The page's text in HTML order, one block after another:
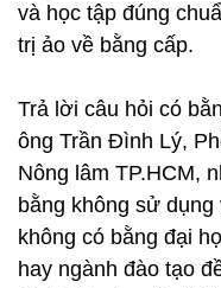
và học tập đúng
trị ảo về bằng cấp.
Trả lời câu hỏi có
ông Trần Đình Lý,
Nông lâm TP.HCM,
bằng không sử
không có bằng đại
hay ngành đào tạo